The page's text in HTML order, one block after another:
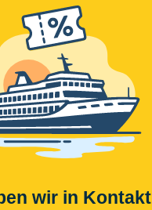
wir in Kontakt